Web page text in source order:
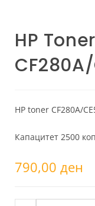
HP Toner
HP toner CF280A/
Капацитет 2500
790,00 ден